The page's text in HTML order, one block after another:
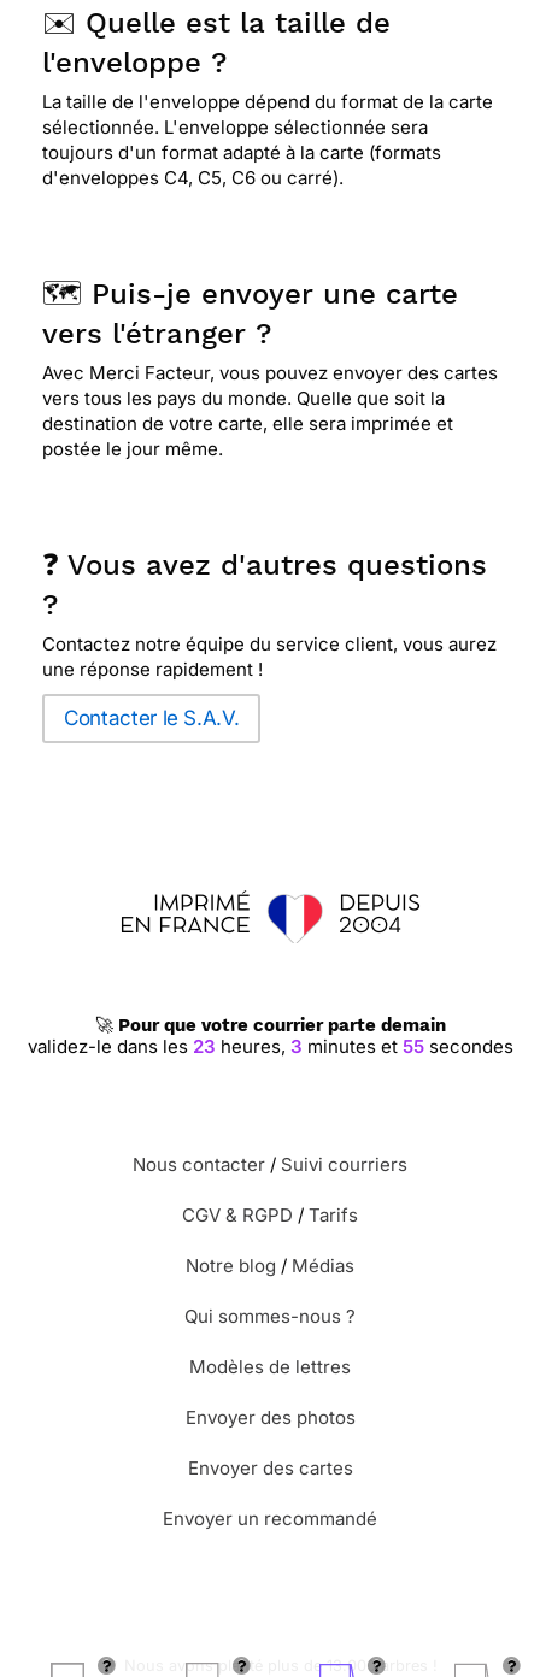
⭐⭐⭐⭐
Le 09/02/2023 : La photo que j'avais
choisie ne rentre pas dans l'emplacement joyeux
anniveersaire , dommage ou bien je ne sais pas
faire , merci en tout cas pour ce logiciel
parfaitement fait le travail c'est super, merci.
⭐⭐⭐⭐
Le 18/01/2023 : Carte anniversaire
conforme à l image et envoi rapide.
⭐⭐⭐⭐⭐ Le 05/12/2022 : Parfait rien n'a redire !
✉️ Quelle est la taille de
l'enveloppe ?
La taille de l'enveloppe dépend du format de la carte
sélectionnée. L'enveloppe sélectionnée sera
toujours d'un format adapté à la carte (formats
d'enveloppes C4, C5, C6 ou carré).
🗺️ Puis-je envoyer une carte
vers l'étranger ?
Avec Merci Facteur, vous pouvez envoyer des cartes
vers tous les pays du monde. Quelle que soit la
destination de votre carte, elle sera imprimée et
postée le jour même.
❓ Vous avez d'autres questions
?
Contactez notre équipe du service client, vous aurez
une réponse rapidement !
Contacter le S.A.V.
🚀 Pour que votre courrier parte demain
validez-le dans les 23 heures, 3 minutes et 54 secondes
Nous contacter / Suivi courriers
CGV & RGPD / Tarifs
Notre blog / Médias
Qui sommes-nous ?
Modèles de lettres
Envoyer des photos
Envoyer des cartes
Envoyer un recommandé
🌳 Nous avons planté plus de 13.000 arbres !